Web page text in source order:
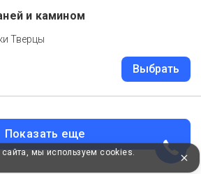
и камином
Тверцы
Выбрать
Показать еще
сайта, мы используем cookies.